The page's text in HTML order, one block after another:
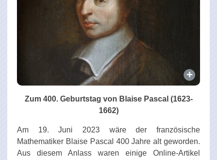
Zum 400. Geburtstag von Blaise Pascal (1623-
1662)
Am 19. Juni 2023 wäre der französische
Mathematiker Blaise Pascal 400 Jahre alt geworden.
Aus diesem Anlass waren einige Online-Artikel